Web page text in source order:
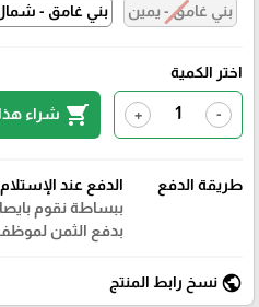
بني غامق - يمين
بني غامق -
اختر الكمية
-
+
shopping_cart شراء هذا
طريقة الدفع
الدفع عند الإستلام
ببساطة نقوم
بدفع الثمن
public نسخ رابط المنتج